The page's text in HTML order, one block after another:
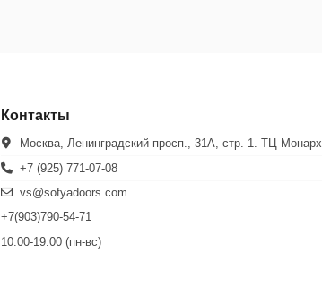
Контакты
Москва, Ленинградский просп., 31А, стр. 1. ТЦ Монарх
+7 (925) 771-07-08
vs@sofyadoors.com
+7(903)790-54-71
10:00-19:00 (пн-вс)